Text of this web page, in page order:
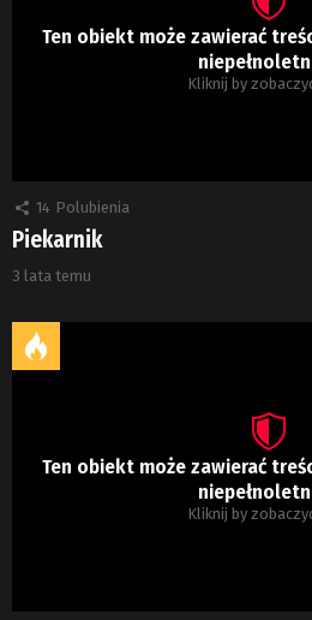
Ten obiekt może zawierać
Kliknij by
14 Polubienia
Piekarnik
3 lata temu
Ten obiekt może zawierać
Kliknij by